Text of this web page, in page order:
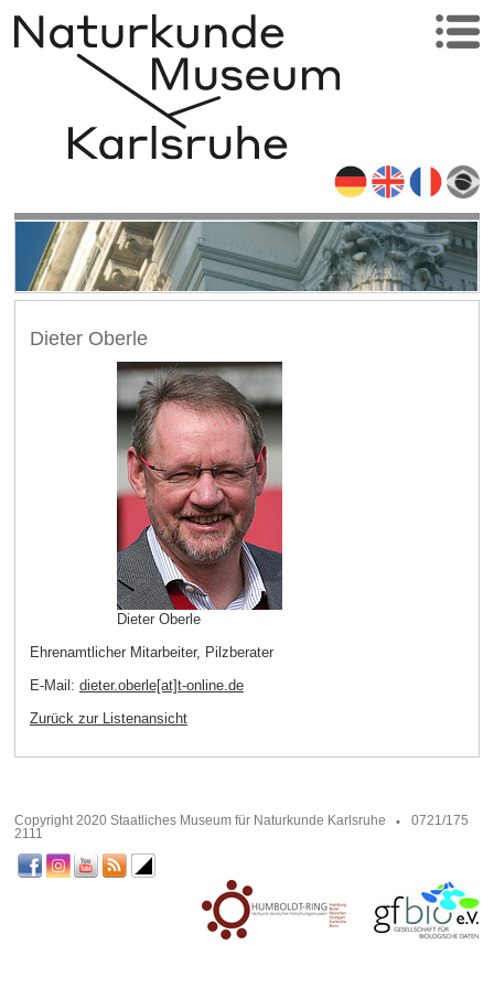
Dieter Oberle
Dieter Oberle
Ehrenamtlicher Mitarbeiter, Pilzberater
E-Mail: dieter.oberle[at]t-online.de
Zurück zur Listenansicht
Copyright 2020 Staatliches Museum für Naturkunde Karlsruhe
0721/175
2111